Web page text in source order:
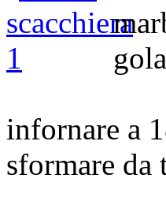
infornare a
sformare da